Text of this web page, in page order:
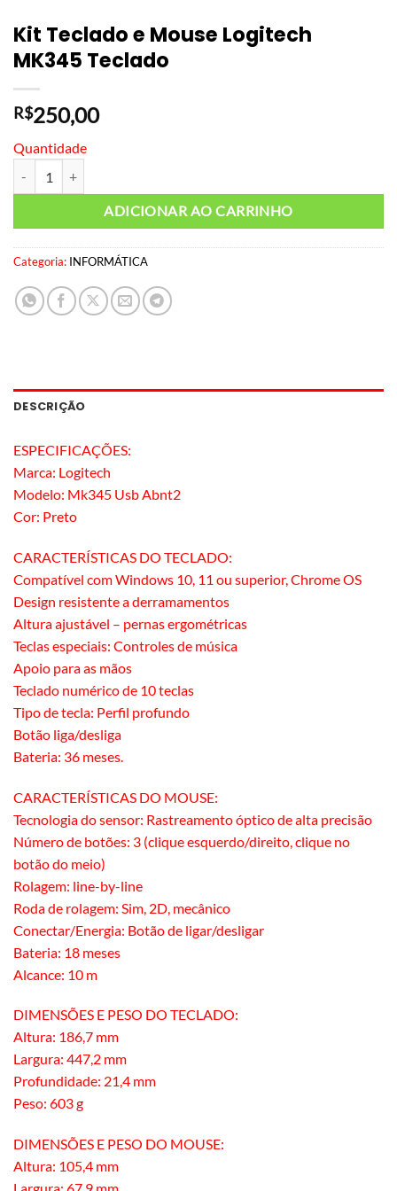
Kit Teclado e Mouse Logitech
MK345 Teclado
R$250,00
Quantidade
ADICIONAR AO CARRINHO
Categoria: INFORMÁTICA
DESCRIÇÃO
ESPECIFICAÇÕES:
Marca: Logitech
Modelo: Mk345 Usb Abnt2
Cor: Preto
CARACTERÍSTICAS DO TECLADO:
Compatível com Windows 10, 11 ou superior, Chrome OS
Design resistente a derramamentos
Altura ajustável – pernas ergométricas
Teclas especiais: Controles de música
Apoio para as mãos
Teclado numérico de 10 teclas
Tipo de tecla: Perfil profundo
Botão liga/desliga
Bateria: 36 meses.
CARACTERÍSTICAS DO MOUSE:
Tecnologia do sensor: Rastreamento óptico de alta precisão
Número de botões: 3 (clique esquerdo/direito, clique no
botão do meio)
Rolagem: line-by-line
Roda de rolagem: Sim, 2D, mecânico
Conectar/Energia: Botão de ligar/desligar
Bateria: 18 meses
Alcance: 10 m
DIMENSÕES E PESO DO TECLADO:
Altura: 186,7 mm
Largura: 447,2 mm
Profundidade: 21,4 mm
Peso: 603 g
DIMENSÕES E PESO DO MOUSE:
Altura: 105,4 mm